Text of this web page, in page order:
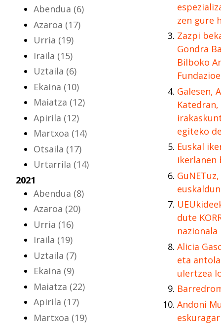
Abendua (6)
Azaroa (17)
Urria (19)
Iraila (15)
Uztaila (6)
Ekaina (10)
Maiatza (12)
Apirila (12)
Martxoa (14)
Otsaila (17)
Urtarrila (14)
2021
Abendua (8)
Azaroa (20)
Urria (16)
Iraila (19)
Uztaila (7)
Ekaina (9)
Maiatza (22)
Apirila (17)
Martxoa (19)
zen gure
Zazpi
Gondra
Bilboko
Galesen,
egiteko
Euskal
ikerlanen
dute
nazionala
Alicia
eta
ulertzea
Andoni